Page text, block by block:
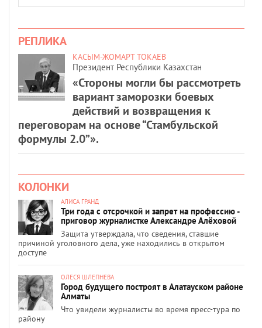
РЕПЛИКА
КАСЫМ-ЖОМАРТ ТОКАЕВ
Президент Республики Казахстан
«Стороны могли бы рассмотреть
вариант заморозки боевых
действий и возвращения к
переговорам на основе “Стамбульской
формулы 2.0”».
КОЛОНКИ
АЛИСА ГРАНД
Три года с отсрочкой и запрет на профессию -
приговор журналистке Александре Алёховой
Защита утверждала, что сведения, ставшие
причиной уголовного дела, уже находились в открытом
доступе
ОЛЕСЯ ШЛЕПНЕВА
Город будущего построят в Алатауском районе
Алматы
Что увидели журналисты во время пресс-тура по
району